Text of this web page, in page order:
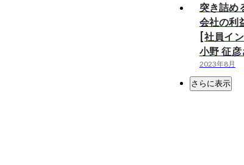
突き詰め
会社の利
[社員イ
⼩野 征
2023年8月
さらに表示